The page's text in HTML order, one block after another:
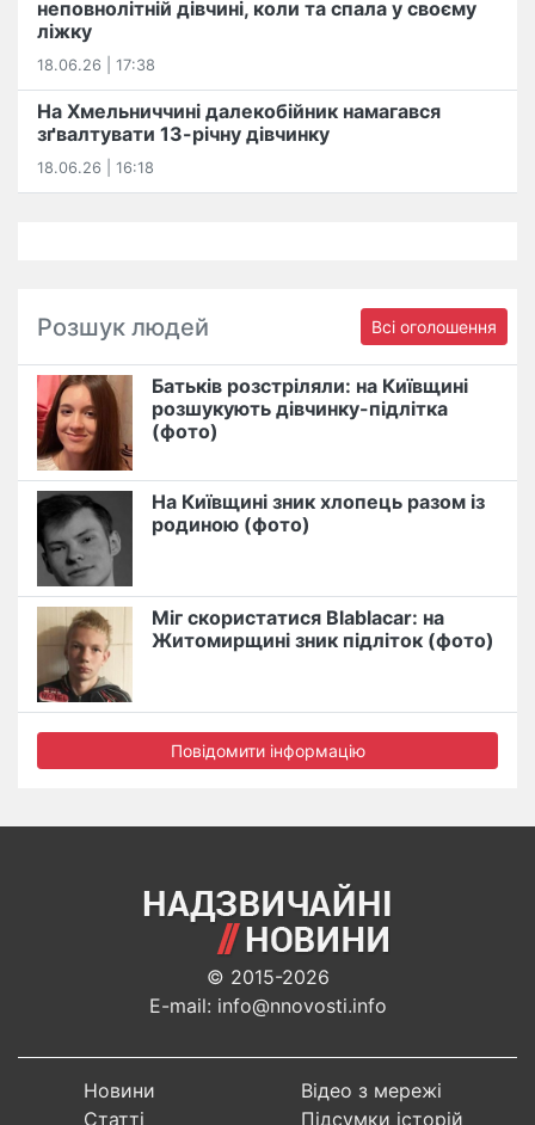
неповнолітній дівчині, коли та спала у своєму
ліжку
18.06.26 | 17:38
На Хмельниччині далекобійник намагався
зґвалтувати 13-річну дівчинку
18.06.26 | 16:18
Розшук людей Всі оголошення
Батьків розстріляли: на Київщині
розшукують дівчинку-підлітка
(фото)
На Київщині зник хлопець разом із
родиною (фото)
Міг скористатися Blablacar: на
Житомирщині зник підліток (фото)
Повідомити інформацію
© 2015-2026
E-mail: info@nnovosti.info
Новини
Статті
Відео з мережі
Підсумки історій